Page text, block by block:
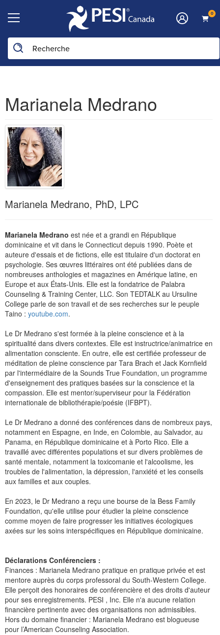
0
Marianela Medrano
Marianela Medrano, PhD, LPC
Marianela Medrano est née et a grandi en République
dominicaine et vit dans le Connecticut depuis 1990. Poète et
auteure d'essais et de fictions, elle est titulaire d'un doctorat en
psychologie. Ses œuvres littéraires ont été publiées dans de
nombreuses anthologies et magazines en Amérique latine, en
Europe et aux États-Unis. Elle est la fondatrice de Palabra
Counseling & Training Center, LLC. Son TEDTALK au Ursuline
College parle de son travail et de ses recherches sur le peuple
Taino : youtube.com.
Le Dr Medrano s'est formée à la pleine conscience et à la
spiritualité dans divers contextes. Elle est instructrice/animatrice en
alimentation consciente. En outre, elle est certifiée professeur de
méditation de pleine conscience par Tara Brach et Jack Kornfield
par l'intermédiaire de la Sounds True Foundation, un programme
d'enseignement des pratiques basées sur la conscience et la
compassion. Elle est mentor/superviseur pour la Fédération
internationale de bibliothérapie/poésie (IFBPT).
Le Dr Medrano a donné des conférences dans de nombreux pays,
notamment en Espagne, en Inde, en Colombie, au Salvador, au
Panama, en République dominicaine et à Porto Rico. Elle a
travaillé avec différentes populations et sur divers problèmes de
santé mentale, notamment la toxicomanie et l'alcoolisme, les
troubles de l'alimentation, la dépression, l'anxiété et les conseils
aux familles et aux couples.
En 2023, le Dr Medrano a reçu une bourse de la Bess Family
Foundation, qu'elle utilise pour étudier la pleine conscience
comme moyen de faire progresser les initiatives écologiques
axées sur les soins interspécifiques en République dominicaine.
Déclarations Conférenciers :
Finances : Marianela Medrano pratique en pratique privée et est
mentore auprès du corps professoral du South-Western College.
Elle perçoit des honoraires de conférencière et des droits d'auteur
pour ses enregistrements. PESI , Inc. Elle n'a aucune relation
financière pertinente avec des organisations non admissibles.
Hors du domaine financier : Marianela Medrano est blogueuse
pour l’American Counseling Association.